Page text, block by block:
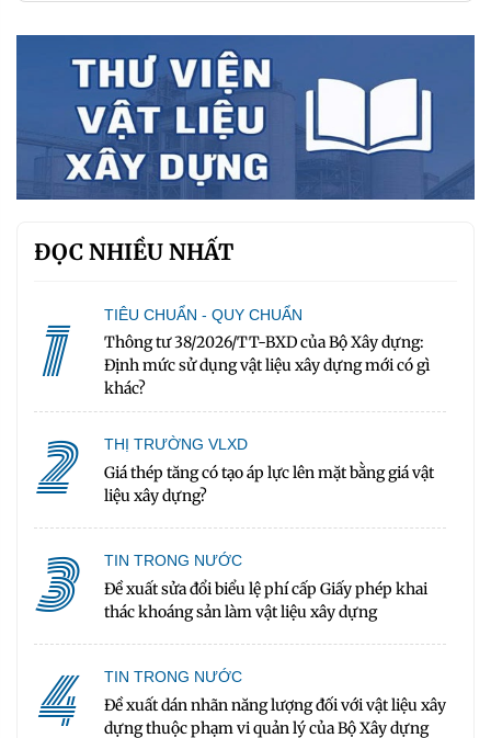
ĐỌC NHIỀU NHẤT
1 TIÊU CHUẨN - QUY CHUẨN
Thông tư 38/2026/TT-BXD của Bộ Xây dựng:
Định mức sử dụng vật liệu xây dựng mới có gì
khác?
2 THỊ TRƯỜNG VLXD
Giá thép tăng có tạo áp lực lên mặt bằng giá vật
liệu xây dựng?
3 TIN TRONG NƯỚC
Đề xuất sửa đổi biểu lệ phí cấp Giấy phép khai
thác khoáng sản làm vật liệu xây dựng
4 TIN TRONG NƯỚC
Đề xuất dán nhãn năng lượng đối với vật liệu xây
dựng thuộc phạm vi quản lý của Bộ Xây dựng